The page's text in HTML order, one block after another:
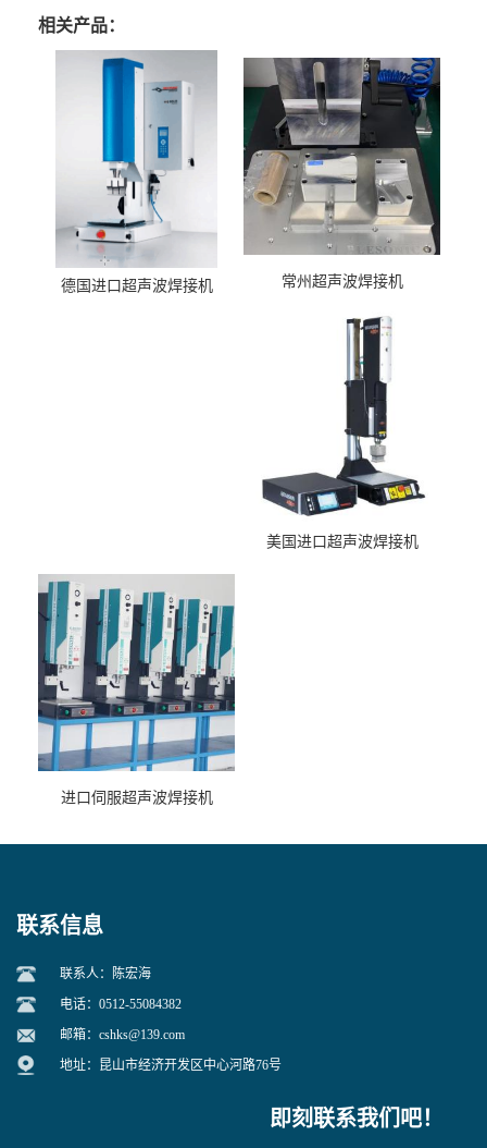
相关产品：
德国进口超声波焊接机 常州超声波焊接机
美国进口超声波焊接机
进口伺服超声波焊接机
联系信息
联系人：陈宏海
电话：0512-55084382
邮箱： cshks@139.com
地址：昆山市经济开发区中心河路76号
即刻联系我们吧！